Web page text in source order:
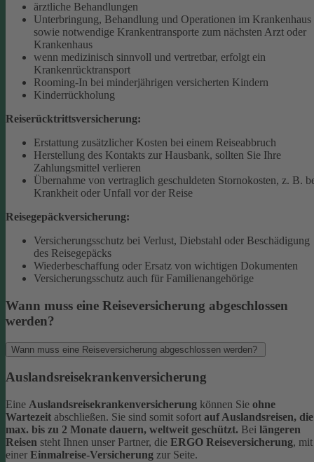
ärztliche Behandlungen
Unterbringung, Behandlung und Operationen im Krankenhaus
sowie notwendige Krankentransporte zum nächsten Arzt oder
Krankenhaus
wenn medizinisch sinnvoll und vertretbar, erfolgt ein
Krankenrücktransport
Rooming-In bei minderjährigen versicherten Kindern
Kinderrückholung
Reiserücktrittsversicherung:
Erstattung zusätzlicher Kosten bei einem Reiseabbruch
Herstellung des Kontakts zur Hausbank, sollten Sie Ihre
Zahlungsmittel verlieren
Übernahme von vertraglich geschuldeten Stornokosten, z. B.
Krankheit oder Unfall vor der Reise
Reisegepäckversicherung:
Versicherungsschutz bei Verlust, Diebstahl oder Beschädigung
des Reisegepäcks
Wiederbeschaffung oder Ersatz von wichtigen Dokumenten
Versicherungsschutz auch für Familienangehörige
Wann muss eine Reiseversicherung abgeschlossen
werden?
Wann muss eine Reiseversicherung abgeschlossen werden?
Auslandsreisekrankenversicherung
Eine Auslandsreisekrankenversicherung können Sie ohne
Wartezeit abschließen. Sie sind somit sofort auf Auslandsreisen, die
max. bis zu 2 Monate dauern, weltweit geschützt. Bei längeren
Reisen steht Ihnen unser Partner, die ERGO Reiseversicherung, mit
einer Einmalreise-Versicherung zur Seite.